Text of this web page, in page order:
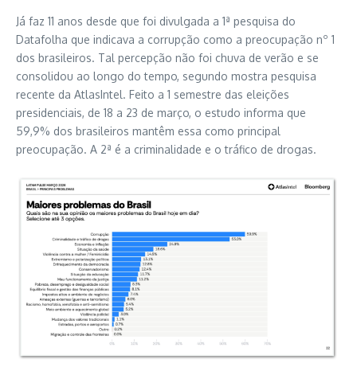
Já faz 11 anos desde que foi divulgada a 1ª pesquisa do
Datafolha que indicava a corrupção como a preocupação nº 1
dos brasileiros. Tal percepção não foi chuva de verão e se
consolidou ao longo do tempo, segundo mostra pesquisa
recente da AtlasIntel. Feito a 1 semestre das eleições
presidenciais, de 18 a 23 de março, o estudo informa que
59,9% dos brasileiros mantêm essa como principal
preocupação. A 2ª é a criminalidade e o tráfico de drogas.